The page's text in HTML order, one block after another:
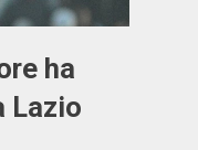
ha
Lazio